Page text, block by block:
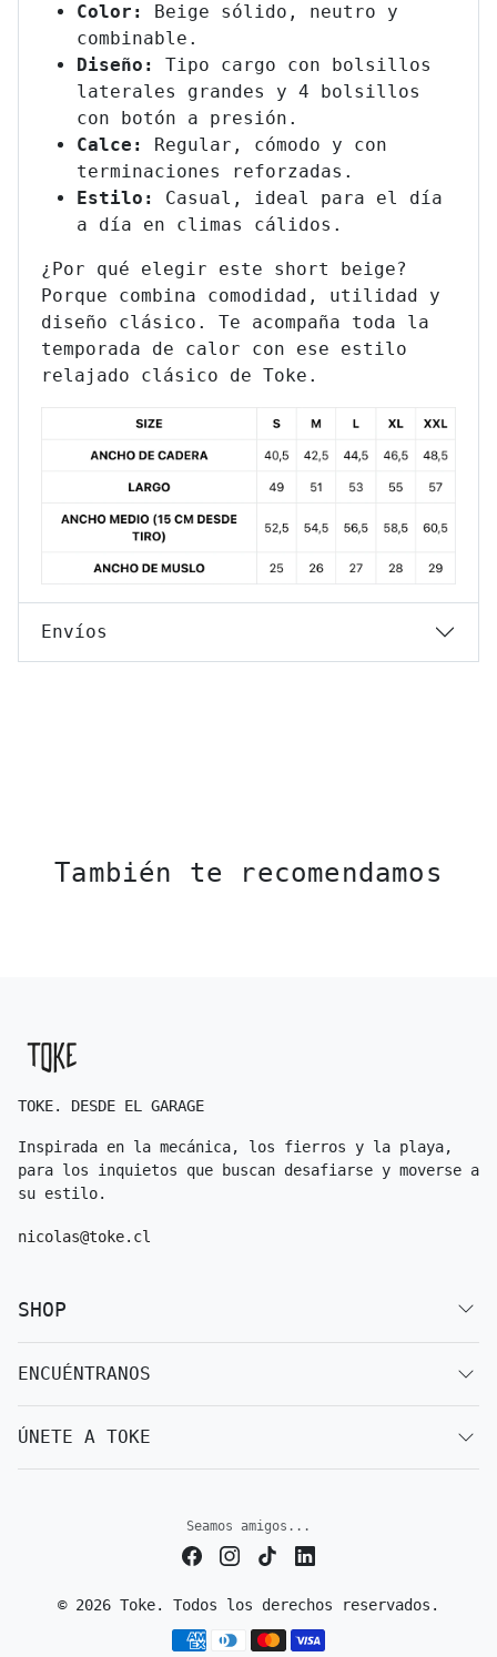
Color: Beige sólido, neutro y
combinable.
Diseño:
Tipo cargo con bolsillos
laterales grandes y 4 bolsillos
con botón a presión.
Calce: Regular, cómodo y con
terminaciones reforzadas.
Estilo:
Casual, ideal para el día
a día en climas cálidos.
¿Por qué elegir este short beige?
Porque combina comodidad, utilidad y
diseño clásico. Te acompaña toda la
temporada de calor con ese estilo
relajado clásico de Toke.
Envíos
También te recomendamos
TOKE. DESDE EL GARAGE
Inspirada en la mecánica, los fierros y la playa,
para los inquietos que buscan desafiarse y moverse a
su estilo.
nicolas@toke.cl
SHOP
ENCUÉNTRANOS
ÚNETE A TOKE
Seamos amigos...
© 2026 Toke. Todos los derechos reservados.
Métodos de pago